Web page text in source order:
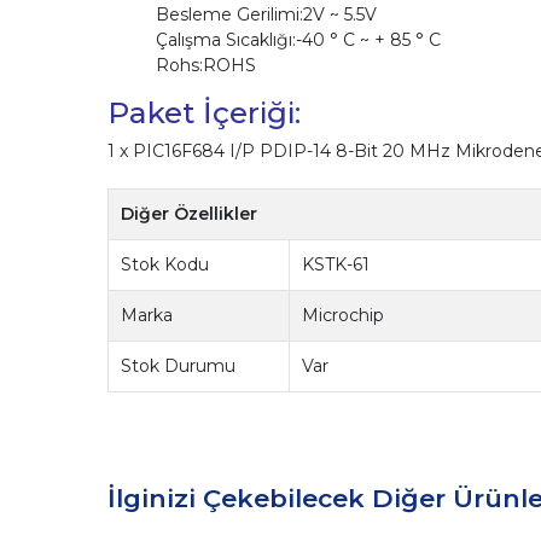
Besleme Gerilimi:2V ~ 5.5V
Çalışma Sıcaklığı:-40 ° C ~ + 85 ° C
Rohs:ROHS
Paket İçeriği:
1 x PIC16F684 I/P PDIP-14 8-Bit 20 MHz
Diğer Özellikler
Stok Kodu KSTK-61
Marka Microchip
Stok Durumu Var
İlginizi Çekebilecek Diğer